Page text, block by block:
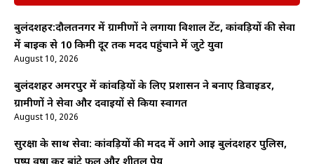
बुलंदशहर:दौलतनगर में ग्रामीणों ने लगाया विशाल टेंट, कांवड़ियों की सेवा
में बाइक से 10 किमी दूर तक मदद पहुंचाने में जुटे युवा
August 10, 2026
बुलंदशहर अमरपुर में कांवड़ियों के लिए प्रशासन ने बनाए डिवाइडर,
ग्रामीणों ने सेवा और दवाइयों से किया स्वागत
August 10, 2026
सुरक्षा के साथ सेवा: कांवड़ियों की मदद में आगे आई बुलंदशहर पुलिस,